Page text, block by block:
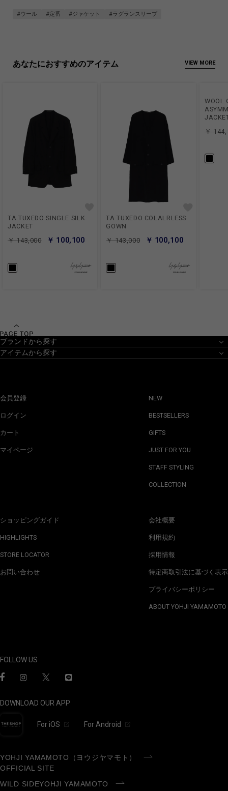
#ウール #定番 #ジャケット #ラグランスリーブ
あなたにおすすめのアイテム VIEW MORE
TA TUXEDO SINGLE SILK
JACKET
￥ 143,000
￥ 100,100
TA TUXEDO COLALRLESS
GOWN
￥ 143,000
￥ 100,100
WOOL
￥
ブランドから探す
アイテムから探す
会員登録
ログイン
カート
マイページ
ショッピングガイド
HIGHLIGHTS
STORE LOCATOR
お問い合わせ
NEW
BESTSELLERS
GIFTS
JUST FOR YOU
STAFF STYLING
COLLECTION
会社概要
利用規約
採用情報
特定商取引法に基づく表示
プライバシーポリシー
ABOUT YOHJI YAMAMOTO
FOLLOW US
DOWNLOAD OUR APP
For iOS For Android
YOHJI YAMAMOTO（ヨウジヤマモト）
OFFICIAL SITE
WILD SIDEYOHJI YAMAMOTO